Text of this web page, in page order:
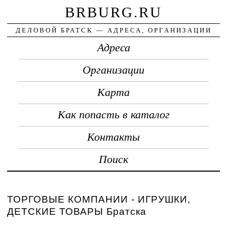
BRBURG.RU
ДЕЛОВОЙ БРАТСК — АДРЕСА, ОРГАНИЗАЦИИ
Адреса
Организации
Карта
Как попасть в каталог
Контакты
Поиск
ТОРГОВЫЕ КОМПАНИИ - ИГРУШКИ,
ДЕТСКИЕ ТОВАРЫ Братска